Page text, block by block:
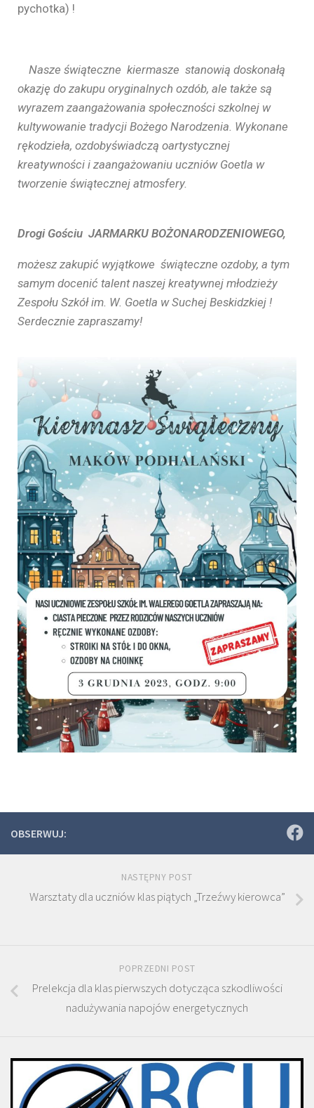
pychotka) !
Nasze świąteczne kiermasze stanowią doskonałą
okazję do zakupu oryginalnych ozdób, ale także są
wyrazem zaangażowania społeczności szkolnej w
kultywowanie tradycji Bożego Narodzenia. Wykonane
rękodzieła, ozdobyświadczą oartystycznej
kreatywności i zaangażowaniu uczniów Goetla w
tworzenie świątecznej atmosfery.
Drogi Gościu JARMARKU BOŻONARODZENIOWEGO,
możesz zakupić wyjątkowe świąteczne ozdoby, a tym
samym docenić talent naszej kreatywnej młodzieży
Zespołu Szkół im. W. Goetla w Suchej Beskidzkiej !
Serdecznie zapraszamy!
OBSERWUJ:
NASTĘPNY POST
Warsztaty dla uczniów klas piątych „Trzeźwy kierowca”
POPRZEDNI POST
Prelekcja dla klas pierwszych dotycząca szkodliwości
nadużywania napojów energetycznych